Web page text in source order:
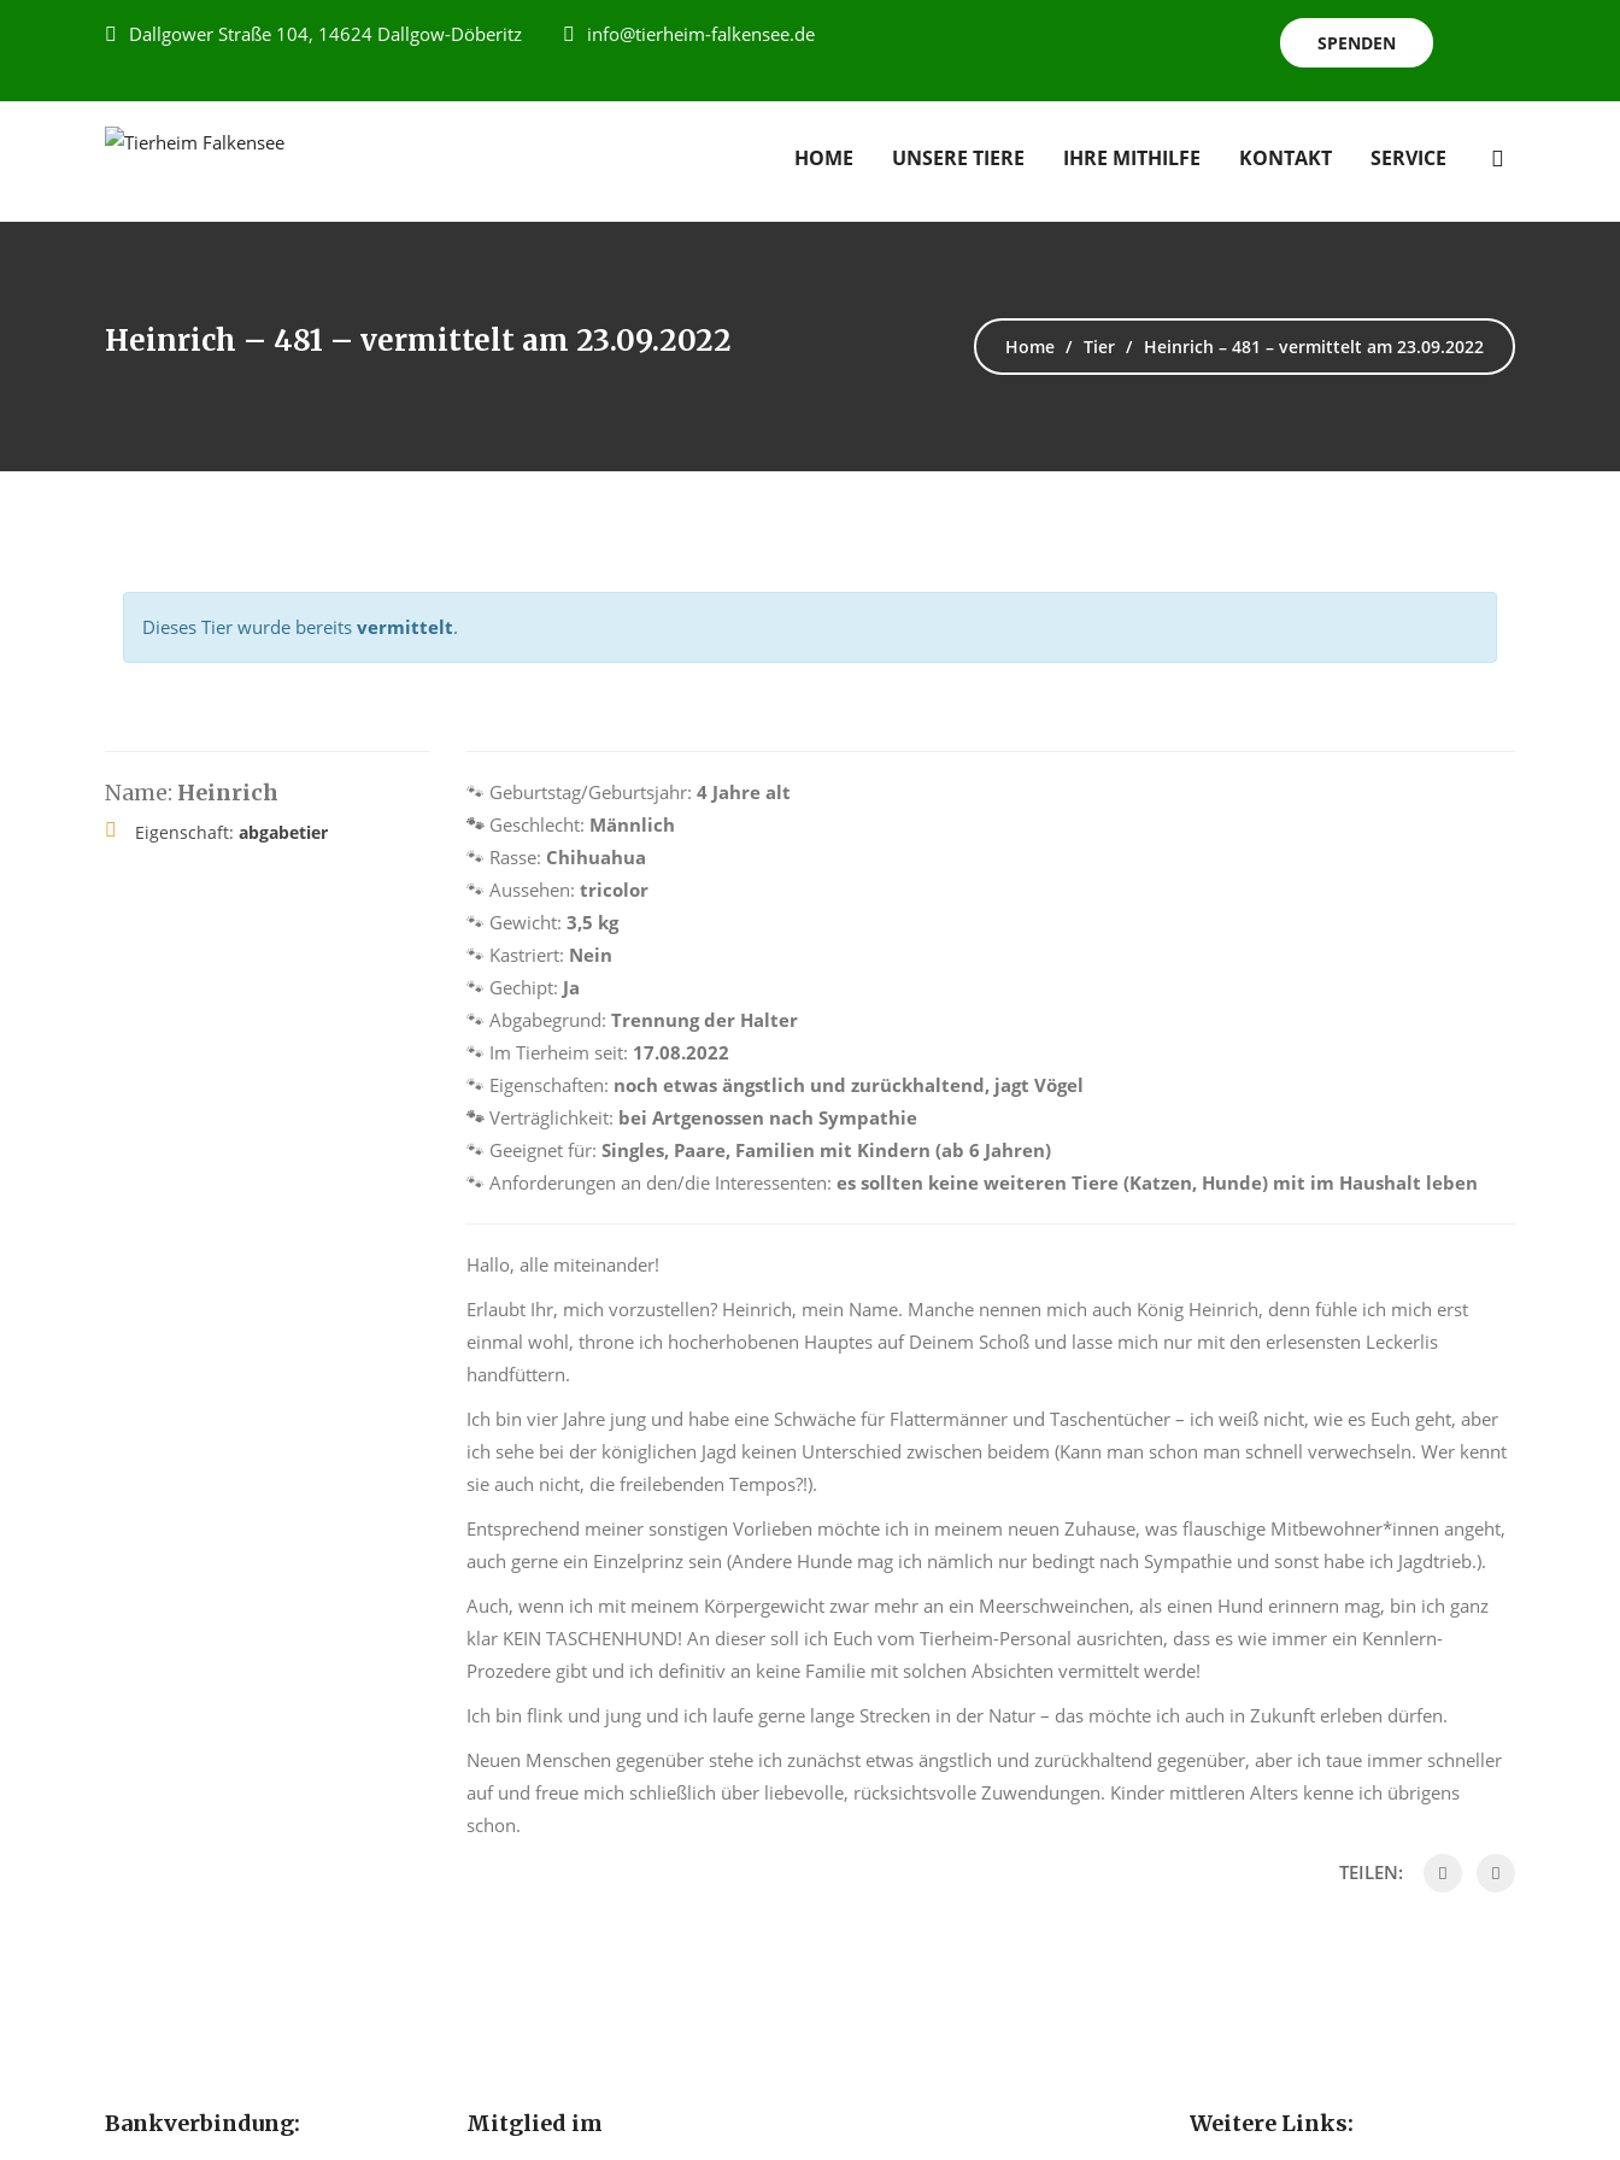
Dallgower Straße 104, 14624 Dallgow-Döberitz info@tierheim-falkensee.de SPENDEN
HOME UNSERE TIERE IHRE MITHILFE KONTAKT SERVICE
Heinrich – 481 – vermittelt am 23.09.2022 Home Tier Heinrich – 481 – vermittelt am 23.09.2022
Dieses Tier wurde bereits vermittelt.
Name: Heinrich
Eigenschaft: abgabetier
🐾 Geburtstag/Geburtsjahr: 4 Jahre alt
🐾 Geschlecht: Männlich
🐾 Rasse: Chihuahua
🐾 Aussehen: tricolor
🐾 Gewicht: 3,5 kg
🐾 Kastriert: Nein
🐾 Gechipt: Ja
🐾 Abgabegrund: Trennung der Halter
🐾 Im Tierheim seit: 17.08.2022
🐾 Eigenschaften: noch etwas ängstlich und zurückhaltend, jagt Vögel
🐾 Verträglichkeit: bei Artgenossen nach Sympathie
🐾 Geeignet für: Singles, Paare, Familien mit Kindern (ab 6 Jahren)
🐾 Anforderungen an den/die Interessenten: es sollten keine weiteren Tiere (Katzen, Hunde) mit im Haushalt leben
Hallo, alle miteinander!
Erlaubt Ihr, mich vorzustellen? Heinrich, mein Name. Manche nennen mich auch König Heinrich, denn fühle ich mich erst
einmal wohl, throne ich hocherhobenen Hauptes auf Deinem Schoß und lasse mich nur mit den erlesensten Leckerlis
handfüttern.
Ich bin vier Jahre jung und habe eine Schwäche für Flattermänner und Taschentücher – ich weiß nicht, wie es Euch geht, aber
ich sehe bei der königlichen Jagd keinen Unterschied zwischen beidem (Kann man schon man schnell verwechseln. Wer kennt
sie auch nicht, die freilebenden Tempos?!).
Entsprechend meiner sonstigen Vorlieben möchte ich in meinem neuen Zuhause, was flauschige Mitbewohner*innen angeht,
auch gerne ein Einzelprinz sein (Andere Hunde mag ich nämlich nur bedingt nach Sympathie und sonst habe ich Jagdtrieb.).
Auch, wenn ich mit meinem Körpergewicht zwar mehr an ein Meerschweinchen, als einen Hund erinnern mag, bin ich ganz
klar KEIN TASCHENHUND! An dieser soll ich Euch vom Tierheim-Personal ausrichten, dass es wie immer ein Kennlern-
Prozedere gibt und ich definitiv an keine Familie mit solchen Absichten vermittelt werde!
Ich bin flink und jung und ich laufe gerne lange Strecken in der Natur – das möchte ich auch in Zukunft erleben dürfen.
Neuen Menschen gegenüber stehe ich zunächst etwas ängstlich und zurückhaltend gegenüber, aber ich taue immer schneller
auf und freue mich schließlich über liebevolle, rücksichtsvolle Zuwendungen. Kinder mittleren Alters kenne ich übrigens
schon.
TEILEN:
Bankverbindung: Mitglied im Weitere Links: